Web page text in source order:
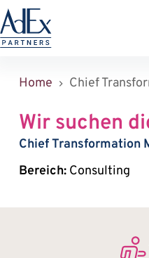
Zum
Inhalt
springen
Home Chief
Wir suchen
Chief Transformation
Bereich: Consulting